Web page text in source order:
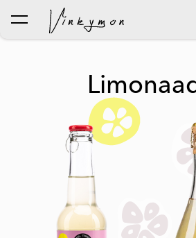
lisati ostukorvi.